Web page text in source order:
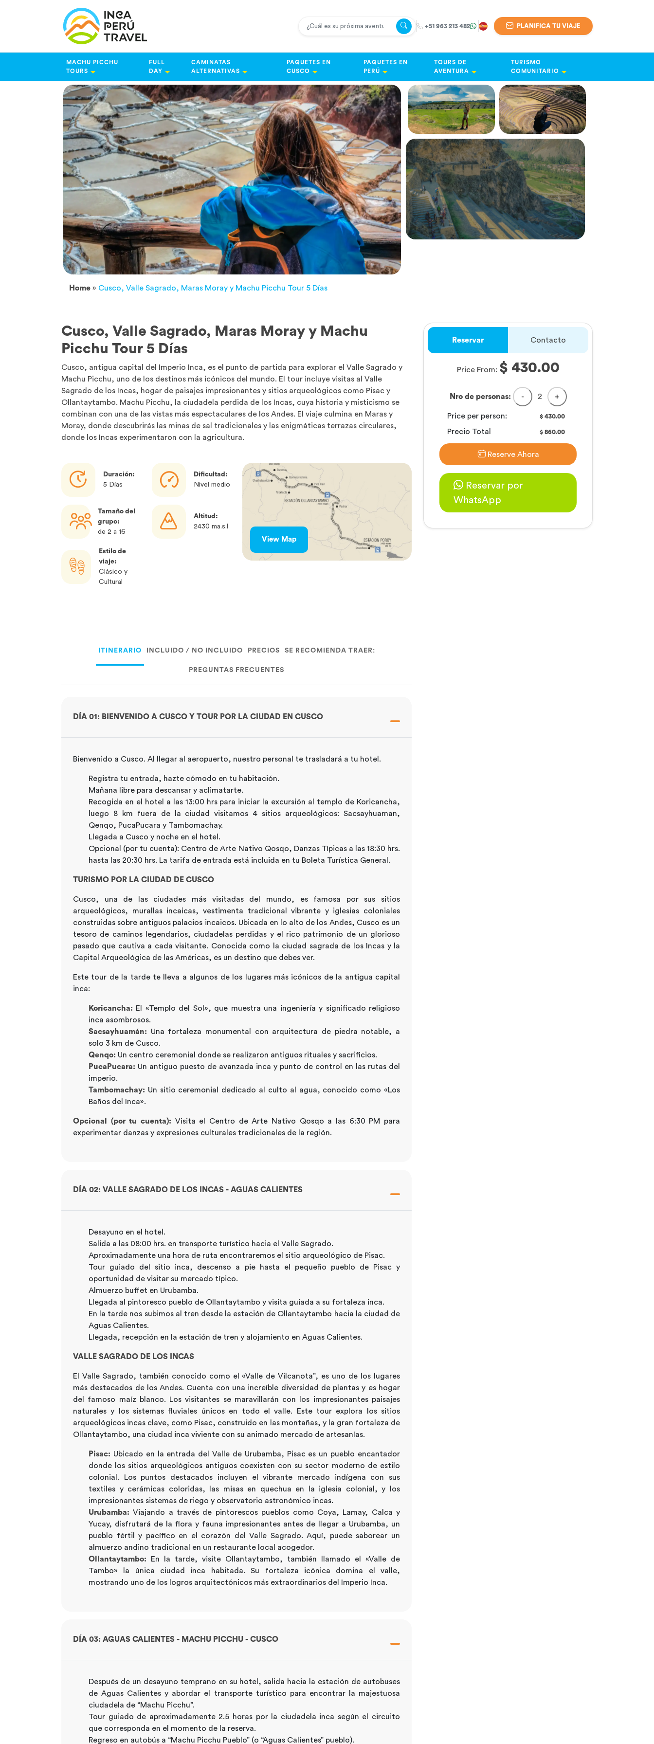
+51 963 213 482 PLANIFICA TU VIAJE
MACHU PICCHU
TOURS
FULL
DAY
CAMINATAS
ALTERNATIVAS
PAQUETES EN
CUSCO
PAQUETES EN
PERÚ
TOURS DE
AVENTURA
TURISMO
COMUNITARIO
Home » Cusco, Valle Sagrado, Maras Moray y Machu Picchu Tour 5 Días
Cusco, Valle Sagrado, Maras Moray y Machu
Picchu Tour 5 Días
Cusco, antigua capital del Imperio Inca, es el punto de partida para explorar el Valle Sagrado y
Machu Picchu, uno de los destinos más icónicos del mundo. El tour incluye visitas al Valle
Sagrado de los Incas, hogar de paisajes impresionantes y sitios arqueológicos como Pisac y
Ollantaytambo. Machu Picchu, la ciudadela perdida de los Incas, cuya historia y misticismo se
combinan con una de las vistas más espectaculares de los Andes. El viaje culmina en Maras y
Moray, donde descubrirás las minas de sal tradicionales y las enigmáticas terrazas circulares,
donde los Incas experimentaron con la agricultura.
Duración:
5 Días
Dificultad:
Nivel medio
Tamaño del
grupo:
de 2 a 16
Altitud:
2430 ma.s.l
Estilo de
viaje:
Clásico y
Cultural
View Map
ITINERARIO INCLUIDO / NO INCLUIDO PRECIOS SE RECOMIENDA TRAER:
PREGUNTAS FRECUENTES
DÍA 01: BIENVENIDO A CUSCO Y TOUR POR LA CIUDAD EN CUSCO
Bienvenido a Cusco. Al llegar al aeropuerto, nuestro personal te trasladará a tu hotel.
Registra tu entrada, hazte cómodo en tu habitación.
Mañana libre para descansar y aclimatarte.
Recogida en el hotel a las 13:00 hrs para iniciar la excursión al templo de Koricancha,
luego 8 km fuera de la ciudad visitamos 4 sitios arqueológicos: Sacsayhuaman,
Qenqo, PucaPucara y Tambomachay.
Llegada a Cusco y noche en el hotel.
Opcional (por tu cuenta): Centro de Arte Nativo Qosqo, Danzas Típicas a las 18:30 hrs.
hasta las 20:30 hrs. La tarifa de entrada está incluida en tu Boleta Turística General.
TURISMO POR LA CIUDAD DE CUSCO
Cusco, una de las ciudades más visitadas del mundo, es famosa por sus sitios
arqueológicos, murallas incaicas, vestimenta tradicional vibrante y iglesias coloniales
construidas sobre antiguos palacios incaicos. Ubicada en lo alto de los Andes, Cusco es un
tesoro de caminos legendarios, ciudadelas perdidas y el rico patrimonio de un glorioso
pasado que cautiva a cada visitante. Conocida como la ciudad sagrada de los Incas y la
Capital Arqueológica de las Américas, es un destino que debes ver.
Este tour de la tarde te lleva a algunos de los lugares más icónicos de la antigua capital
inca:
Koricancha: El «Templo del Sol», que muestra una ingeniería y significado religioso
inca asombrosos.
Sacsayhuamán: Una fortaleza monumental con arquitectura de piedra notable, a
solo 3 km de Cusco.
Qenqo: Un centro ceremonial donde se realizaron antiguos rituales y sacrificios.
PucaPucara: Un antiguo puesto de avanzada inca y punto de control en las rutas del
imperio.
Tambomachay: Un sitio ceremonial dedicado al culto al agua, conocido como «Los
Baños del Inca».
Opcional (por tu cuenta): Visita el Centro de Arte Nativo Qosqo a las 6:30 PM para
experimentar danzas y expresiones culturales tradicionales de la región.
DÍA 02: VALLE SAGRADO DE LOS INCAS - AGUAS CALIENTES
Desayuno en el hotel.
Salida a las 08:00 hrs. en transporte turístico hacia el Valle Sagrado.
Aproximadamente una hora de ruta encontraremos el sitio arqueológico de Pisac.
Tour guiado del sitio inca, descenso a pie hasta el pequeño pueblo de Pisac y
oportunidad de visitar su mercado típico.
Almuerzo buffet en Urubamba.
Llegada al pintoresco pueblo de Ollantaytambo y visita guiada a su fortaleza inca.
En la tarde nos subimos al tren desde la estación de Ollantaytambo hacia la ciudad de
Aguas Calientes.
Llegada, recepción en la estación de tren y alojamiento en Aguas Calientes.
VALLE SAGRADO DE LOS INCAS
El Valle Sagrado, también conocido como el «Valle de Vilcanota”, es uno de los lugares
más destacados de los Andes. Cuenta con una increíble diversidad de plantas y es hogar
del famoso maíz blanco. Los visitantes se maravillarán con los impresionantes paisajes
naturales y los sistemas fluviales únicos en todo el valle. Este tour explora los sitios
arqueológicos incas clave, como Pisac, construido en las montañas, y la gran fortaleza de
Ollantaytambo, una ciudad inca viviente con su animado mercado de artesanías.
Pisac: Ubicado en la entrada del Valle de Urubamba, Pisac es un pueblo encantador
donde los sitios arqueológicos antiguos coexisten con su sector moderno de estilo
colonial. Los puntos destacados incluyen el vibrante mercado indígena con sus
textiles y cerámicas coloridas, las misas en quechua en la iglesia colonial, y los
impresionantes sistemas de riego y observatorio astronómico incas.
Urubamba: Viajando a través de pintorescos pueblos como Coya, Lamay, Calca y
Yucay, disfrutará de la flora y fauna impresionantes antes de llegar a Urubamba, un
pueblo fértil y pacífico en el corazón del Valle Sagrado. Aquí, puede saborear un
almuerzo andino tradicional en un restaurante local acogedor.
Ollantaytambo: En la tarde, visite Ollantaytambo, también llamado el «Valle de
Tambo» la única ciudad inca habitada. Su fortaleza icónica domina el valle,
mostrando uno de los logros arquitectónicos más extraordinarios del Imperio Inca.
DÍA 03: AGUAS CALIENTES - MACHU PICCHU - CUSCO
Después de un desayuno temprano en su hotel, salida hacia la estación de autobuses
de Aguas Calientes y abordar el transporte turístico para encontrar la majestuosa
ciudadela de “Machu Picchu”.
Tour guiado de aproximadamente 2.5 horas por la ciudadela inca según el circuito
que corresponda en el momento de la reserva.
Regreso en autobús a “Machu Picchu Pueblo” (o “Aguas Calientes” pueblo).
Reservar Contacto
Price From: $ 430.00
Nro de personas: - 2 +
Price per person: $430.00
Precio Total $860.00
Reserve Ahora
Reservar por
WhatsApp